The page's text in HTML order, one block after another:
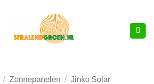
/ Zonnepanelen / Jinko Solar